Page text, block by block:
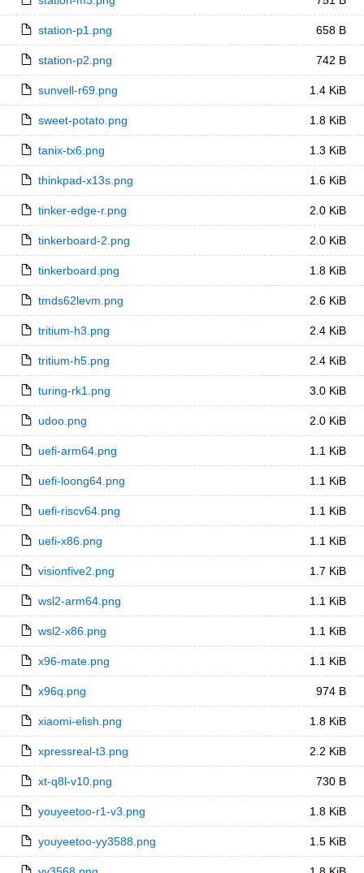
station-p1.png 658 B
station-p2.png 742 B
sunvell-r69.png 1.4 KiB
sweet-potato.png 1.8 KiB
tanix-tx6.png 1.3 KiB
thinkpad-x13s.png 1.6 KiB
tinker-edge-r.png 2.0 KiB
tinkerboard-2.png 2.0 KiB
tinkerboard.png 1.8 KiB
tmds62levm.png 2.6 KiB
tritium-h3.png 2.4 KiB
tritium-h5.png 2.4 KiB
turing-rk1.png 3.0 KiB
udoo.png 2.0 KiB
uefi-arm64.png 1.1 KiB
uefi-loong64.png 1.1 KiB
uefi-riscv64.png 1.1 KiB
uefi-x86.png 1.1 KiB
visionfive2.png 1.7 KiB
wsl2-arm64.png 1.1 KiB
wsl2-x86.png 1.1 KiB
x96-mate.png 1.1 KiB
x96q.png 974 B
xiaomi-elish.png 1.8 KiB
xpressreal-t3.png 2.2 KiB
xt-q8l-v10.png 730 B
youyeetoo-r1-v3.png 1.8 KiB
youyeetoo-yy3588.png 1.5 KiB